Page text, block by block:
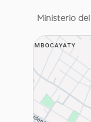
Ministerio